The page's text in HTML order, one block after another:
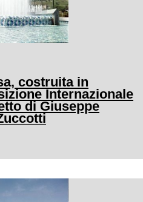
costruita in
Internazionale
di Giuseppe